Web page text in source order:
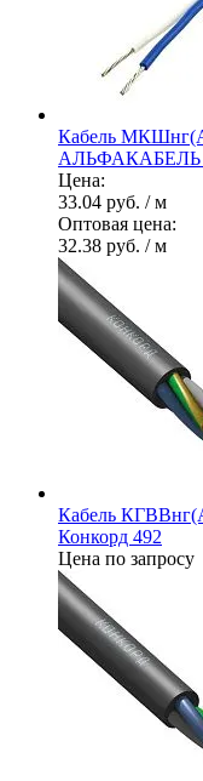
Кабель
АЛЬФАКАБЕЛЬ
Цена:
33.04 руб. / м
Оптовая цена:
32.38 руб. / м
Кабель
Конкорд 492
Цена по запросу